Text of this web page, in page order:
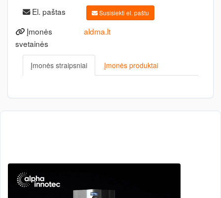
El. paštas
Susisiekti el. paštu
Įmonės
svetainės
aldma.lt
Įmonės straipsniai Įmonės produktai